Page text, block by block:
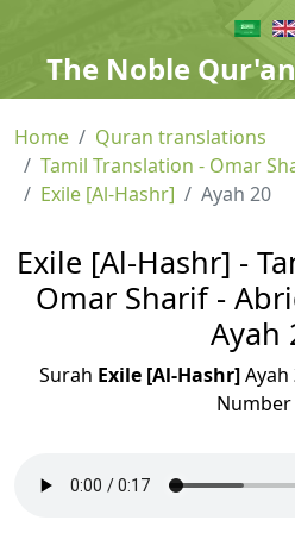
The Noble
Home
Quran translations
Tamil Translation - Omar
Exile [Al-Hashr]
Ayah 20
Exile [Al-Hashr] -
Omar Sharif -
Ayah
Surah Exile [Al-Hashr]Ayah
Number